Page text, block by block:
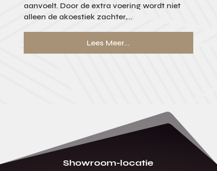
aanvoelt. Door de extra voering wordt niet
alleen de akoestiek zachter,...
Lees Meer...
Showroom-locatie